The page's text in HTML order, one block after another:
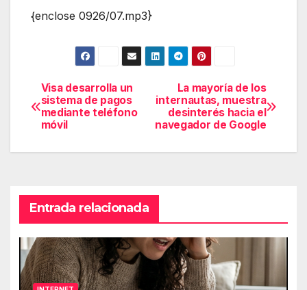
{enclose 0926/07.mp3}
Navegación
de
entradas
La mayoría de los
internautas, muestra
desinterés hacia el
navegador de Google
Visa desarrolla un
sistema de pagos
mediante teléfono
móvil
Entrada relacionada